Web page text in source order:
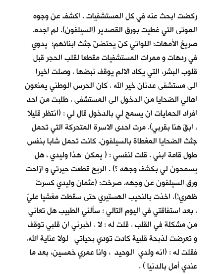
ركضت ابحث عنه في كل المستشفيات . اكشف عن وجوه
الموتى التي غطيت بورق القصدير (السيلفون). لم اجده.
صريخ الأمهات؛ اللواتي كنّ يحتضنّ جثث ابنائهم؛ يدوي
في ردهات و ممرات المستشفيات مقطعا لقلب الحجر قبل
قلوب البشر، التي يكاد الالم يوقف نبضها . وصلت اخيرا
الى مستشفى عدنان خير الله . كان الحرس الوطني يمنعون
اهالي الضحايا من الدخول الى المستشفى . طلبت من احد
افراد الحمايات ان يسمح لي بالدخول قال لي : (انتظر قليلا
، ابقَ هنا بقربي). مرت احدى الاسرة المتحركة التي تحمل
جثث الضحايا المغطاة بالسيلفون. كانت تحمل شابا بنفس
طول قامة ابني . قلت لنفسي : ( يمكن هذا وليدي ، هل
يسمحون لي بكشف وجهه ؟) . الريح قطعت حيرتي و ازاحت
ورق السيلفون عن وجهه. صرخت: (عثمان وليدي كسرتَ
ظهري!). اخذت بالنحيب الهستيري حتى سقطت مغشيا عليّ
. بعد استفاقتي في اليوم التالي : سألني الطبيب هل تعاني
من مشكلة في القلب . قلت له : لا . اخبرني ان قلبي توقف
و تعرضت لذبحة قلبية كادت تودي بحياتي لولا عناية الله.
فقلت له : (انه ولدي الوحيد ، وانا عمري خمسين، بعد ما
عندي أمل بالدنيا ) .